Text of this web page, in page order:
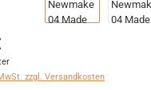
zzgl. Versandkosten